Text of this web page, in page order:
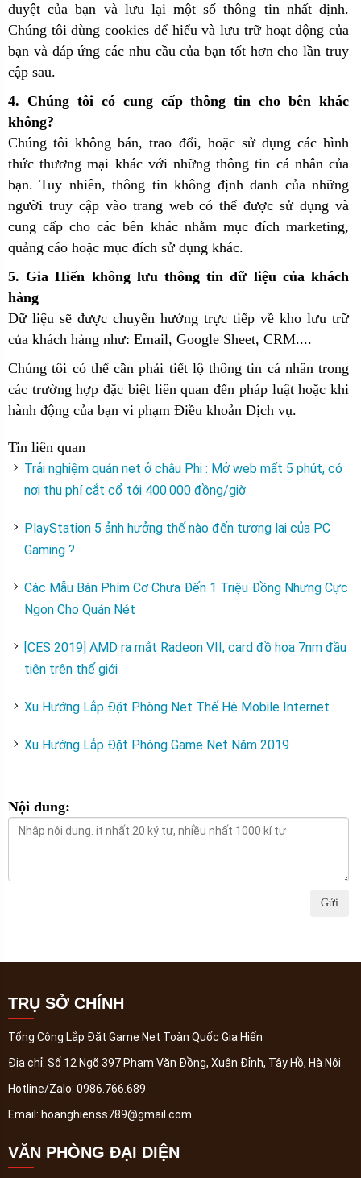
duyệt của bạn và lưu lại một số thông tin nhất định.
Chúng tôi dùng cookies để hiểu và lưu trữ hoạt động của
bạn và đáp ứng các nhu cầu của bạn tốt hơn cho lần truy
cập sau.
4. Chúng tôi có cung cấp thông tin cho bên khác
không?
Chúng tôi không bán, trao đổi, hoặc sử dụng các hình
thức thương mại khác với những thông tin cá nhân của
bạn. Tuy nhiên, thông tin không định danh của những
người truy cập vào trang web có thể được sử dụng và
cung cấp cho các bên khác nhằm mục đích marketing,
quảng cáo hoặc mục đích sử dụng khác.
5. Gia Hiến không lưu thông tin dữ liệu của khách
hàng
Dữ liệu sẽ được chuyển hướng trực tiếp về kho lưu trữ
của khách hàng như: Email, Google Sheet, CRM....
Chúng tôi có thể cần phải tiết lộ thông tin cá nhân trong
các trường hợp đặc biệt liên quan đến pháp luật hoặc khi
hành động của bạn vi phạm Điều khoản Dịch vụ.
Tin liên quan
Trải nghiệm quán net ở châu Phi : Mở web mất 5 phút, có
nơi thu phí cắt cổ tới 400.000 đồng/giờ
PlayStation 5 ảnh hưởng thế nào đến tương lai của PC
Gaming ?
Các Mẫu Bàn Phím Cơ Chưa Đến 1 Triệu Đồng Nhưng Cực
Ngon Cho Quán Nét
[CES 2019] AMD ra mắt Radeon VII, card đồ họa 7nm đầu
tiên trên thế giới
Xu Hướng Lắp Đặt Phòng Net Thế Hệ Mobile Internet
Xu Hướng Lắp Đặt Phòng Game Net Năm 2019
Nội dung:
Gửi
TRỤ SỞ CHÍNH
Tổng Công Lắp Đặt Game Net Toàn Quốc Gia Hiến
Địa chỉ: Số 12 Ngõ 397 Phạm Văn Đồng, Xuân Đỉnh, Tây Hồ, Hà Nội
Hotline/Zalo: 0986.766.689
Email: hoanghienss789@gmail.com
VĂN PHÒNG ĐẠI DIỆN